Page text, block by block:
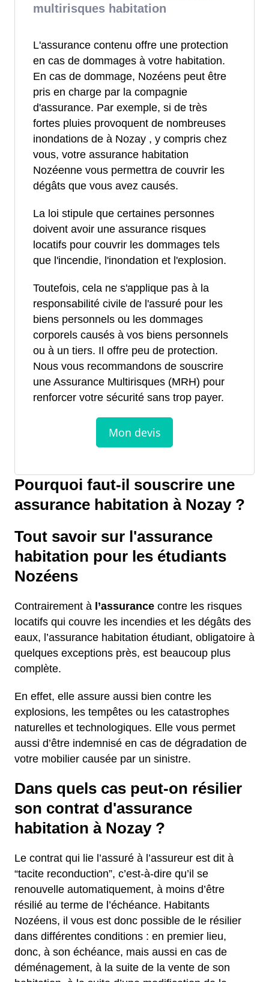
multirisques habitation
L'assurance contenu offre une protection
en cas de dommages à votre habitation.
En cas de dommage, Nozéens peut être
pris en charge par la compagnie
d'assurance. Par exemple, si de très
fortes pluies provoquent de nombreuses
inondations de à Nozay , y compris chez
vous, votre assurance habitation
Nozéenne vous permettra de couvrir les
dégâts que vous avez causés.
La loi stipule que certaines personnes
doivent avoir une assurance risques
locatifs pour couvrir les dommages tels
que l'incendie, l'inondation et l'explosion.
Toutefois, cela ne s'applique pas à la
responsabilité civile de l'assuré pour les
biens personnels ou les dommages
corporels causés à vos biens personnels
ou à un tiers. Il offre peu de protection.
Nous vous recommandons de souscrire
une Assurance Multirisques (MRH) pour
renforcer votre sécurité sans trop payer.
Pourquoi faut-il souscrire une
assurance habitation à Nozay ?
Tout savoir sur l'assurance
habitation pour les étudiants
Nozéens
Contrairement à l’assurance contre les risques
locatifs qui couvre les incendies et les dégâts des
eaux, l’assurance habitation étudiant, obligatoire à
quelques exceptions près, est beaucoup plus
complète.
En effet, elle assure aussi bien contre les
explosions, les tempêtes ou les catastrophes
naturelles et technologiques. Elle vous permet
aussi d’être indemnisé en cas de dégradation de
votre mobilier causée par un sinistre.
Dans quels cas peut-on résilier
son contrat d'assurance
habitation à Nozay ?
Le contrat qui lie l’assuré à l’assureur est dit à
“tacite reconduction”, c’est-à-dire qu’il se
renouvelle automatiquement, à moins d’être
résilié au terme de l’échéance. Habitants
Nozéens, il vous est donc possible de le résilier
dans différentes conditions : en premier lieu,
donc, à son échéance, mais aussi en cas de
déménagement, à la suite de la vente de son